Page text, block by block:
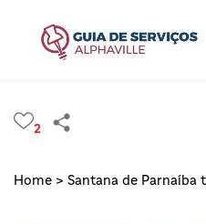
2
Home > Santana de Parnaíba